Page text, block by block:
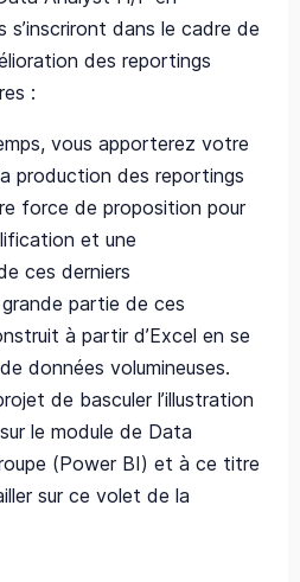
s’inscriront dans le cadre de
des reportings
:
vous apporterez votre
production des reportings
force de proposition pour
et une
ces derniers
partie de ces
à partir d’Excel en se
données volumineuses.
de basculer l’illustration
le module de Data
(Power BI) et à ce titre
sur ce volet de la